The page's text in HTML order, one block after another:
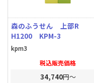
森のふうせん 上部R
H1200 KPM-3
kpm3
税込販売価格
34,740円～